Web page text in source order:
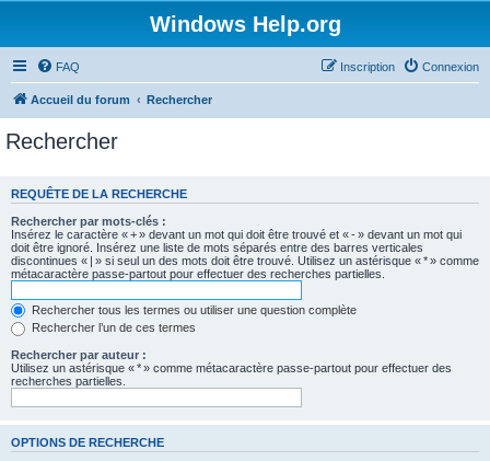
Windows Help.org
FAQ Connexion
Inscription
Accueil du forum Rechercher
Rechercher
REQUÊTE DE LA RECHERCHE
Rechercher par mots-clés :
Insérez le caractère « + » devant un mot qui doit être trouvé et « - » devant un mot qui
doit être ignoré. Insérez une liste de mots séparés entre des barres verticales
discontinues « | » si seul un des mots doit être trouvé. Utilisez un astérisque « * » comme
métacaractère passe-partout pour effectuer des recherches partielles.
Rechercher tous les termes ou utiliser une question complète
Rechercher l’un de ces termes
Rechercher par auteur :
Utilisez un astérisque « * » comme métacaractère passe-partout pour effectuer des
recherches partielles.
OPTIONS DE RECHERCHE